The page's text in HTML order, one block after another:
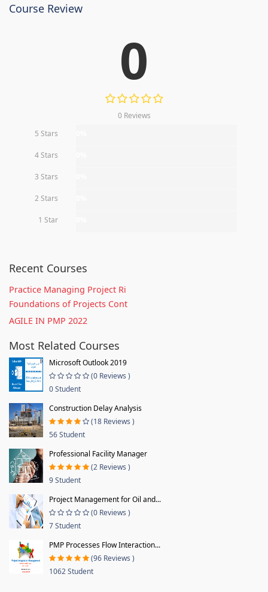
Course Review
0
0 Reviews
5 Stars
4 Stars
3 Stars
2 Stars
1 Star
Recent Courses
Practice Managing Project Ri
Foundations of Projects Cont
AGILE IN PMP 2022
Most Related Courses
Microsoft Outlook 2019
(0 Reviews )
0 Student
Construction Delay Analysis
(18 Reviews )
56 Student
Professional Facility Manager
(2 Reviews )
9 Student
Project Management for Oil and...
(0 Reviews )
7 Student
PMP Processes Flow Interaction...
(96 Reviews )
1062 Student